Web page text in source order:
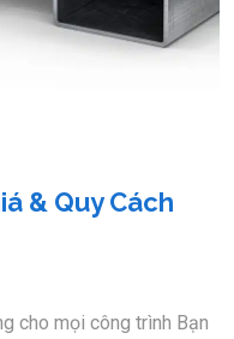
& Quy Cách
cho mọi công trình Bạn